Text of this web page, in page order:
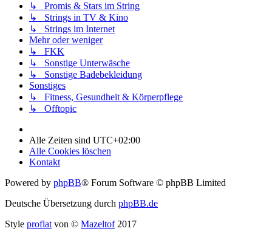
↳ Promis & Stars im String
↳ Strings in TV & Kino
↳ Strings im Internet
Mehr oder weniger
↳ FKK
↳ Sonstige Unterwäsche
↳ Sonstige Badebekleidung
Sonstiges
↳ Fitness, Gesundheit & Körperpflege
↳ Offtopic
Alle Zeiten sind UTC+02:00
Alle Cookies löschen
Kontakt
Powered by phpBB® Forum Software © phpBB Limited
Deutsche Übersetzung durch phpBB.de
Style proflat von © Mazeltof2017